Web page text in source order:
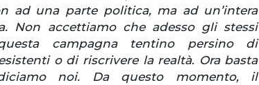
ad una parte politica, ma ad un’intera
Non accettiamo che adesso gli stessi
campagna tentino persino di
o di riscrivere la realtà. Ora basta
noi. Da questo momento, il